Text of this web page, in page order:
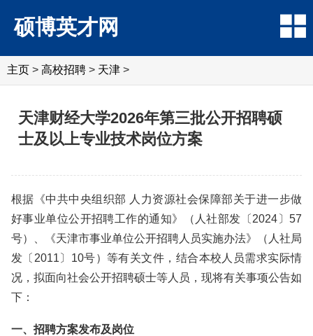
硕博英才网
主页 > 高校招聘 > 天津 >
天津财经大学2026年第三批公开招聘硕
士及以上专业技术岗位方案
根据《中共中央组织部 人力资源社会保障部关于进一步做
好事业单位公开招聘工作的通知》（人社部发〔2024〕57
号）、《天津市事业单位公开招聘人员实施办法》（人社局
发〔2011〕10号）等有关文件，结合本校人员需求实际情
况，拟面向社会公开招聘硕士等人员，现将有关事项公告如
下：
一、招聘方案发布及岗位